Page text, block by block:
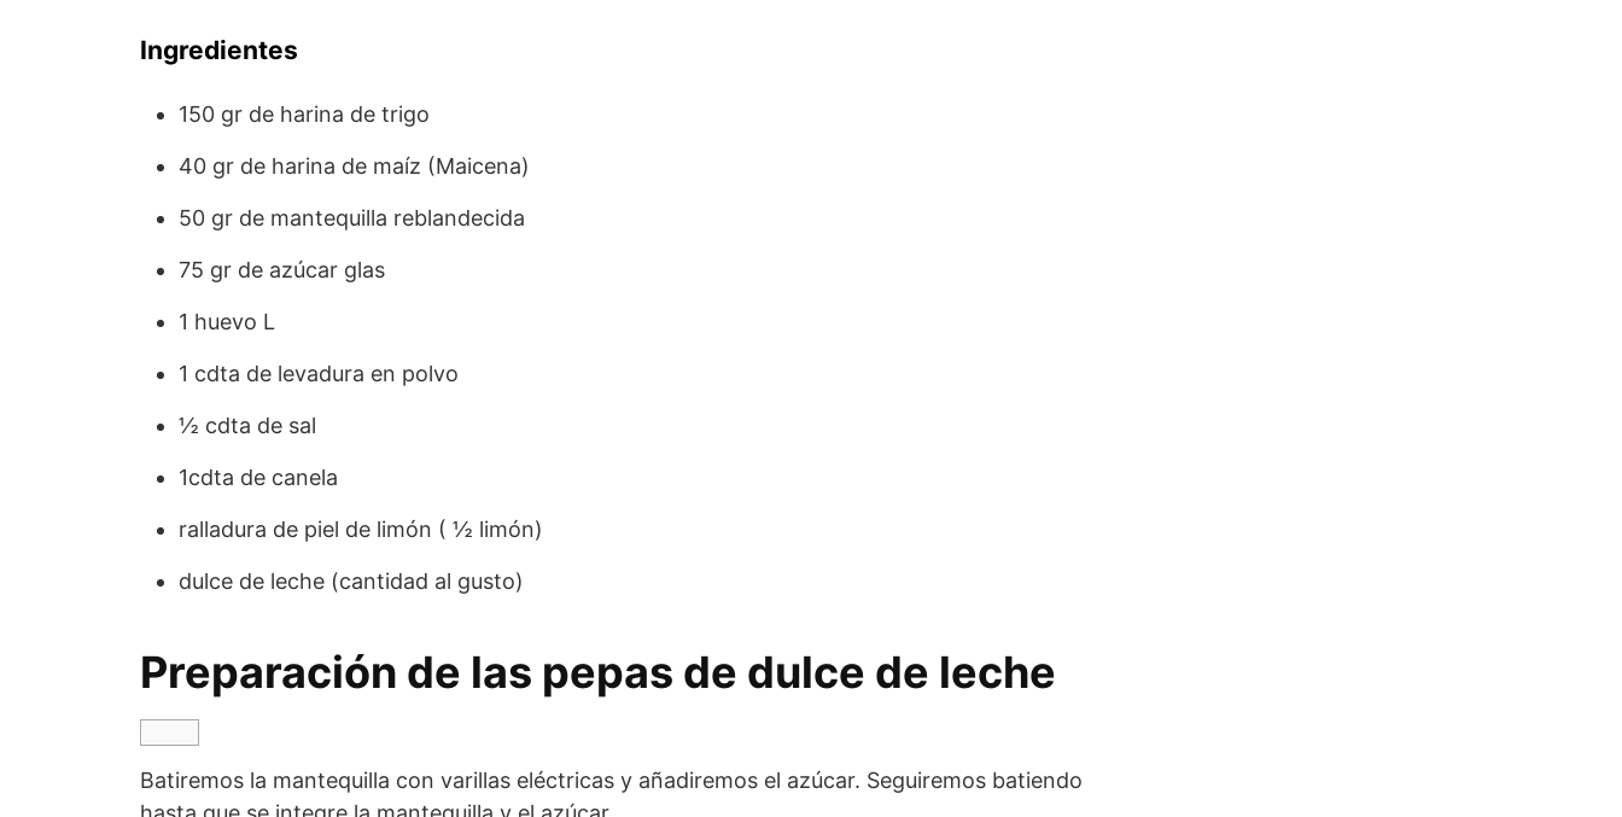
Ingredientes
150 gr de harina de trigo
40 gr de harina de maíz (Maicena)
50 gr de mantequilla reblandecida
75 gr de azúcar glas
1 huevo L
1 cdta de levadura en polvo
½ cdta de sal
1cdta de canela
ralladura de piel de limón ( ½ limón)
dulce de leche (cantidad al gusto)
Preparación de las pepas de dulce de leche
Batiremos la mantequilla con varillas eléctricas y añadiremos el azúcar. Seguiremos batiendo